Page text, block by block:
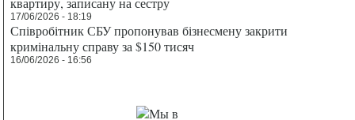
17/06/2026 - 18:19
Співробітник СБУ пропонував бізнесмену закрити
кримінальну справу за $150 тисяч
16/06/2026 - 16:56